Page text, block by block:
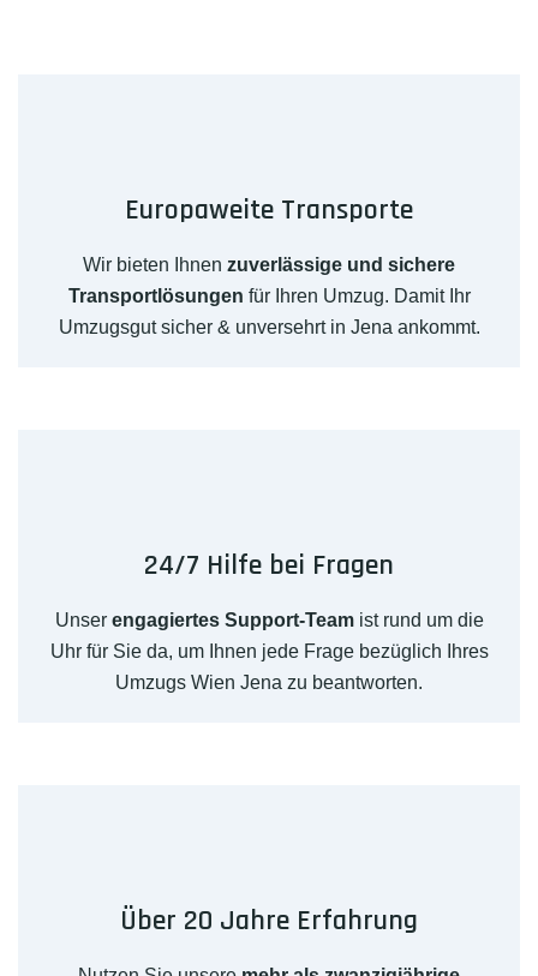
Europaweite Transporte
Wir bieten Ihnen zuverlässige und sichere
Transportlösungen für Ihren Umzug. Damit Ihr
Umzugsgut sicher & unversehrt in Jena ankommt.
24/7 Hilfe bei Fragen
Unser engagiertes Support-Teamist rund um die
Uhr für Sie da, um Ihnen jede Frage bezüglich Ihres
Umzugs Wien Jena zu beantworten.
Über 20 Jahre Erfahrung